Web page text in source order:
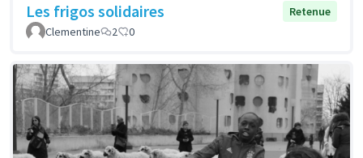
Les frigos solidaires
Retenue
Clementine
2 0